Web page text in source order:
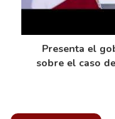
Presenta el
sobre el caso